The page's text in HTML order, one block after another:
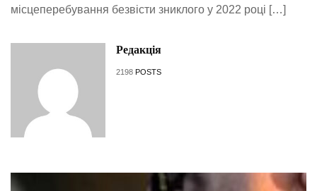
місцеперебування безвісти зниклого у 2022 році […]
Редакція
2198 POSTS